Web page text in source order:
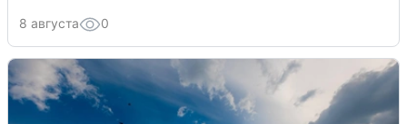
8 августа 0